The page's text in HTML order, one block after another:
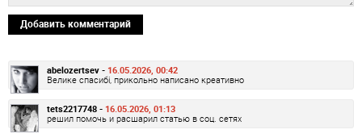
Добавить комментарий
abelozertsev - 16.05.2026, 00:42
Велике спасибі, прикольно написано креативно
tets2217748 - 16.05.2026, 01:13
решил помочь и расшарил статью в соц. сетях